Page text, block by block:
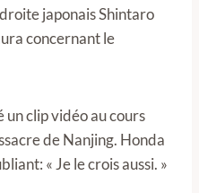
japonais Shintaro
concernant le
clip vidéo au cours
de Nanjing. Honda
« Je le crois aussi. »